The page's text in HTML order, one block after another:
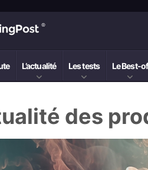
L’actualité Les tests Le Best-of
des